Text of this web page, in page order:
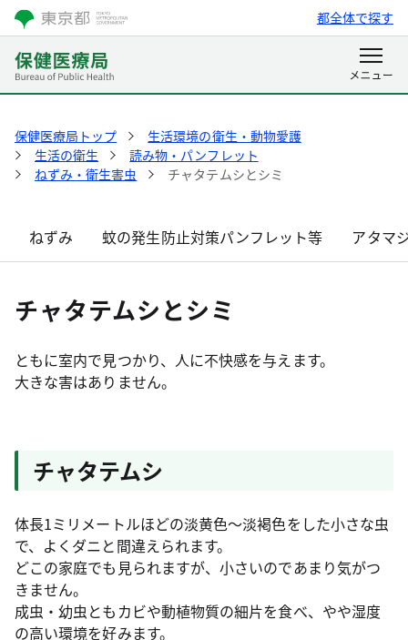
都全体で探す
保健医療局トップ
生活環境の衛生・動物愛護
生活の衛生
読み物・パンフレット
ねずみ・衛生害虫
チャタテムシとシミ
ねずみ 蚊の発生防止対策パンフレット等 アタマ
チャタテムシとシミ
ともに室内で見つかり、人に不快感を与えます。
大きな害はありません。
チャタテムシ
体長1ミリメートルほどの淡黄色～淡褐色をした小さな虫
で、よくダニと間違えられます。
どこの家庭でも見られますが、小さいのであまり気がつ
きません。
成虫・幼虫ともカビや動植物質の細片を食べ、やや湿度
の高い環境を好みます。